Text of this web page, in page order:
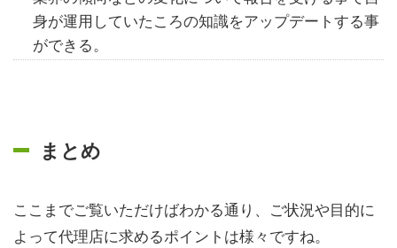
身が運用していたころの知識をアップデートする事
ができる。
まとめ
ここまでご覧いただけばわかる通り、ご状況や目的に
よって代理店に求めるポイントは様々ですね。